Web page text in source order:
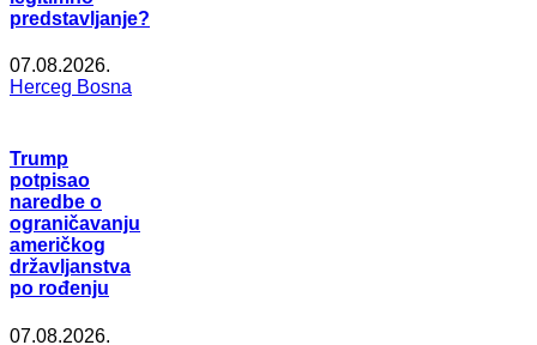
predstavljanje?
07.08.2026.
Herceg Bosna
Trump
potpisao
naredbe o
ograničavanju
američkog
državljanstva
po rođenju
07.08.2026.